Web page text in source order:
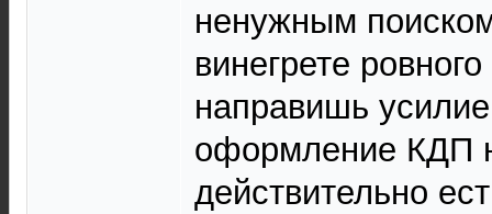
ненужным
винегрете
направишь
оформление КДП
действительно